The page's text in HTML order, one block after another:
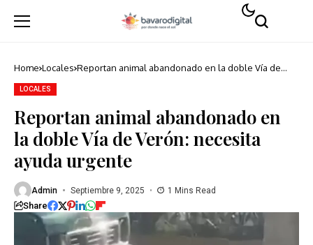
Home Locales Reportan animal abandonado en la doble Vía de
LOCALES
Reportan animal abandonado en
la doble Vía de Verón: necesita
ayuda urgente
Admin Septiembre 9, 2025 1 Mins Read
Share